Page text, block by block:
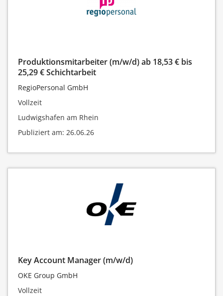
Produktionsmitarbeiter (m/w/d) ab 18,53 € bis
25,29 € Schichtarbeit
RegioPersonal GmbH
Vollzeit
Ludwigshafen am Rhein
Publiziert am: 26.06.26
Key Account Manager (m/w/d)
OKE Group GmbH
Vollzeit